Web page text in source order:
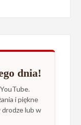
dnia!
i piękne
drodze lub w